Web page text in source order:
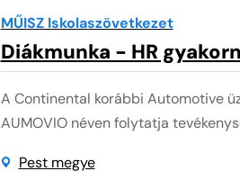
MŰISZ Iskolaszövetkezet
Diákmunka - HR
A Continental korábbi Automotive
AUMOVIO néven folytatja
Pest megye